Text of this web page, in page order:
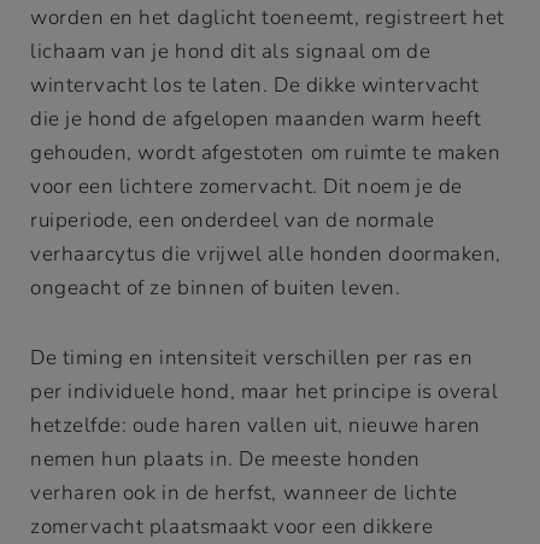
worden en het daglicht toeneemt, registreert het
lichaam van je hond dit als signaal om de
wintervacht los te laten. De dikke wintervacht
die je hond de afgelopen maanden warm heeft
gehouden, wordt afgestoten om ruimte te maken
voor een lichtere zomervacht. Dit noem je de
ruiperiode, een onderdeel van de normale
verhaarcytus die vrijwel alle honden doormaken,
ongeacht of ze binnen of buiten leven.
De timing en intensiteit verschillen per ras en
per individuele hond, maar het principe is overal
hetzelfde: oude haren vallen uit, nieuwe haren
nemen hun plaats in. De meeste honden
verharen ook in de herfst, wanneer de lichte
zomervacht plaatsmaakt voor een dikkere